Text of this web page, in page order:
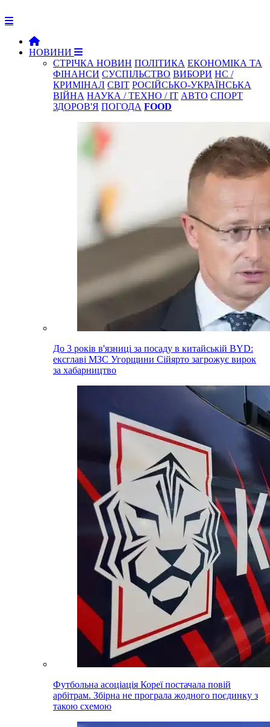
НОВИНИ
СТРІЧКА НОВИН ПОЛІТИКА ЕКОНОМІКА ТА
ФІНАНСИ СУСПІЛЬСТВО ВИБОРИ НС /
КРИМІНАЛ СВІТ РОСІЙСЬКО-УКРАЇНСЬКА
ВІЙНА НАУКА / ТЕХНО / IT АВТО СПОРТ
ЗДОРОВ'Я ПОГОДА FOOD
До 3 років в'язниці за посаду в китайській BYD:
ексглаві МЗС Угорщини Сійярто загрожує вирок
за хабарництво
Футбольна асоціація Кореї постачала повій
арбітрам. Збірна не програла жодного поєдинку з
такою схемою